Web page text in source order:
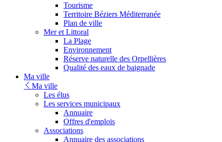
Tourisme
Territoire Béziers Méditerranée
Plan de ville
Mer et Littoral
La Plage
Environnement
Réserve naturelle des Orpellières
Qualité des eaux de baignade
Ma ville
Ma ville
Les élus
Les services municipaux
Annuaire
Offres d'emplois
Associations
Annuaire des associations